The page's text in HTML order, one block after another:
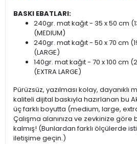
BASKI EBATLARI:
240gr. mat kağıt - 35 x 50 cm
(MEDIUM)
240gr. mat kağıt - 50 x 70 cm
(LARGE)
140gr. mat kağıt - 70 x 100 cm
(EXTRA LARGE)
Pürüzsüz, yazılması kolay, dayanıklı
kaliteli dijital baskıyla hazırlanan bu
üç farklı boyutta (medium, large,
Çalışma alanınıza ve zevkinize
kalmış! (Bunlardan farklı ölçülerde
iletişime geçin.)